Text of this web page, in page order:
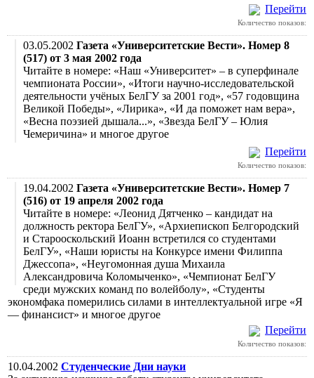
Перейти
Количество показов:
03.05.2002 Газета «Университетские Вести». Номер 8
(517) от 3 мая 2002 года
Читайте в номере: «Наш «Университет» – в суперфинале
чемпионата России», «Итоги научно-исследовательской
деятельности учёных БелГУ за 2001 год», «57 годовщина
Великой Победы», «Лирика», «И да поможет нам вера»,
«Весна поэзией дышала...», «Звезда БелГУ – Юлия
Чемеричина» и многое другое
Перейти
Количество показов:
19.04.2002 Газета «Университетские Вести». Номер 7
(516) от 19 апреля 2002 года
Читайте в номере: «Леонид Дятченко – кандидат на
должность ректора БелГУ», «Архиепископ Белгородский
и Старооскольский Иоанн встретился со студентами
БелГУ», «Наши юристы на Конкурсе имени Филиппа
Джессопа», «Неугомонная душа Михаила
Александровича Коломыченко», «Чемпионат БелГУ
среди мужских команд по волейболу», «Студенты
экономфака померились силами в интеллектуальной игре «Я
— финансист» и многое другое
Перейти
Количество показов:
10.04.2002 Студенческие Дни науки